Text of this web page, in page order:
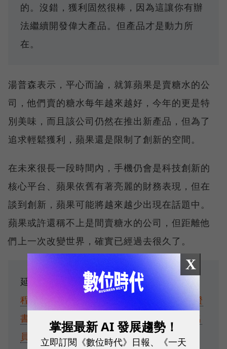
的。沒錯，獲利固然很棒，因為這讓你有辦
法繼續開發偉大產品。但產品才是動力所
在。
湯普森表示，平心而論，就算蘋果是賣糖水的公
司，他們賣的糖水每年越來越好，今年的更是特
別美味，而且該公司仍然在推出新產品，但為了
追求輕鬆獲利，蘋果還是限制了創新的空間。
在未來很長一段時間內，手機仍會是科技創新的
核心平台、蘋果依舊有著亮麗的財務表現，但在
談到創新，蘋果可能將越來越少出現在話題中。
蘋果或許還稱不上是間賣糖水的公司，但距離他
們上一次改變世界，確實已經過去很久了。
延伸閱讀：Canva也有線上課！8門免費課
程介紹：時長短、通過考試後還能拿官方證
書
大潤發變身大全聯幕後：一場牽涉4千名
員工的整併，為何離職率僅有1.5%？
X
掌握最新 AI 發展趨勢！
立即訂閱《數位時代》日報、《一天